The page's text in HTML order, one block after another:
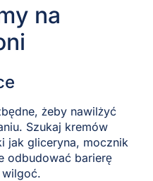
na
żeby nawilżyć
Szukaj kremów
jak gliceryna, mocznik
odbudować barierę